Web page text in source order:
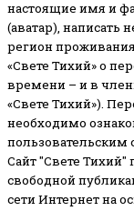
настоящие имя и
(аватар), написать
регион
«Свете Тихий» о
времени – и в
«Свете Тихий»).
необходимо
пользовательским
Сайт "Свете Тихий"
свободной
сети Интернет на